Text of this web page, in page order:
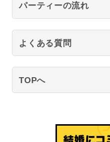
パーティーの流れ
よくある質問
TOPへ